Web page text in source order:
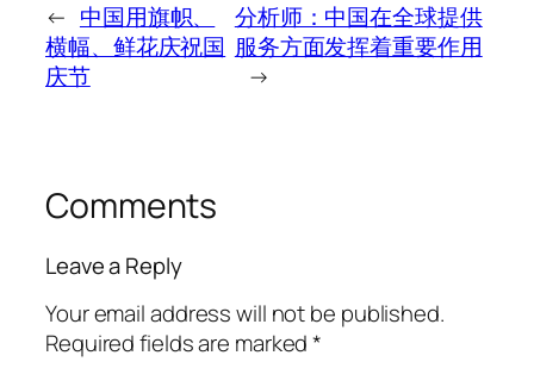
← 中国用旗帜、
横幅、鲜花庆祝国
庆节
分析师：中国在全球提供
服务方面发挥着重要作用
→
Comments
Leave a Reply
Your email address will not be published.
Required fields are marked*